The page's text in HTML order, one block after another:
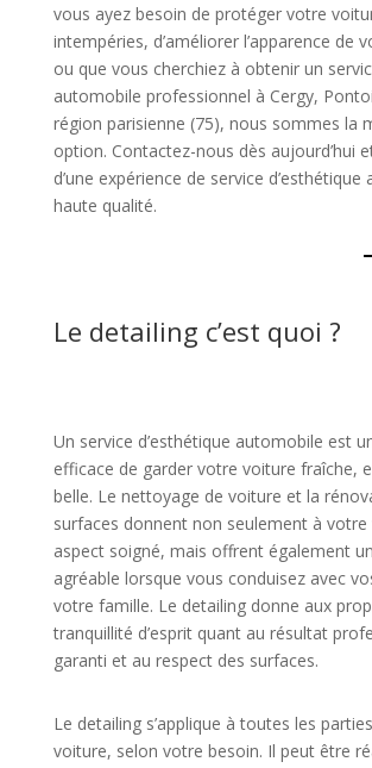
vous ayez besoin de protéger votre
intempéries, d’améliorer l’apparence de
ou que vous cherchiez à obtenir un
automobile professionnel à Cergy,
région parisienne (75), nous sommes la
option. Contactez-nous dès aujourd’hui
d’une expérience de service
haute qualité.
Le detailing c’est quoi ?
Un service d’esthétique automobile est
efficace de garder votre voiture fraîche,
belle. Le nettoyage de voiture et la
surfaces donnent non seulement à votre
aspect soigné, mais offrent également
agréable lorsque vous conduisez avec
votre famille. Le detailing donne aux
tranquillité d’esprit quant au résultat
garanti et au respect des surfaces.
Le detailing s’applique à toutes les
voiture, selon votre besoin. Il peut être